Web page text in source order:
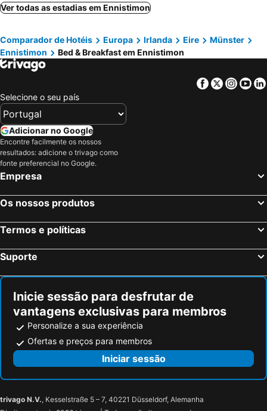
Carraroe, bed and breakfasts
Lisdoonvarna, bed and breakfasts
Glin, bed and breakfasts
Liscannor, bed and breakfasts
Ballyvaughan, bed and breakfasts
Shannon Town, bed and breakfasts
Quilty, bed and breakfasts
Clarecastle, bed and breakfasts
Clarinbridge, bed and breakfasts
Newmarket-on-Fergus, bed and breakfasts
Kilfenora, bed and breakfasts
Kilmihill, bed and breakfasts
Ver todas as estadias em Ennistimon
Comparador de Hotéis Europa Irlanda Eire
Münster
Ennistimon
Bed & Breakfast em Ennistimon
Facebook
Twitter
Selecione o seu país
Adicionar no Google
Encontre facilmente os nossos
resultados: adicione o trivago como
fonte preferencial no Google.
Empresa
Os nossos produtos
Termos e políticas
Suporte
Inicie sessão para desfrutar de
vantagens exclusivas para membros
Personalize a sua experiência
Ofertas e preços para membros
Iniciar sessão
trivago N.V., Kesselstraße 5 – 7, 40221 Düsseldorf, Alemanha